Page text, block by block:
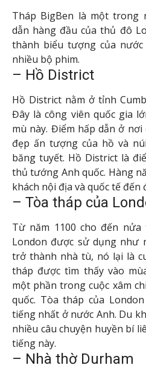
Tháp BigBen là một trong
dẫn hàng đầu của thủ đô
thành biểu tượng của
nhiều bộ phim.
– Hồ District
Hồ District nằm ở tỉnh
Đây là công viên quốc gia
mù này. Điểm hấp dẫn ở
đẹp ấn tượng của hồ và
băng tuyết. Hồ District là
thủ tướng Anh quốc. Hàng
khách nội địa và quốc tế đến
– Tòa tháp của
Từ năm 1100 cho đến nửa
London được sử dụng như
trở thành nhà tù, nó lại là
tháp được tìm thấy vào
một phần trong cuộc xâm
quốc. Tòa tháp của
tiếng nhất ở nước Anh. Du
nhiều câu chuyện huyền bí
tiếng này.
– Nhà thờ Durham